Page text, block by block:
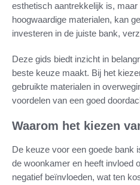
esthetisch aantrekkelijk is,
hoogwaardige materialen, kan
investeren in de juiste bank,
Deze gids biedt inzicht in
beste keuze maakt. Bij het
gebruikte materialen in
voordelen van een goed
Waarom het kiezen
De keuze voor een goede bank
de woonkamer en heeft invloed
negatief beïnvloeden, wat ten